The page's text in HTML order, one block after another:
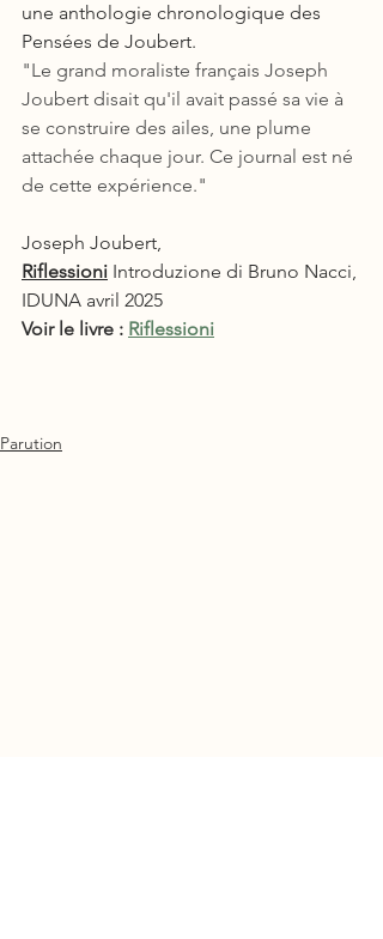
une anthologie chronologique des
Pensées de Joubert.
"Le grand moraliste français Joseph
Joubert disait qu'il avait passé sa vie à
se construire des ailes, une plume
attachée chaque jour. Ce journal est né
de cette expérience."
Joseph Joubert,
Riflessioni Introduzione di Bruno Nacci,
IDUNA avril 2025
Voir le livre : Riflessioni
Parution